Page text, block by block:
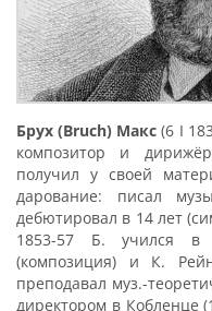
Брух (Bruch) Макс (6 I
композитор и
получил у своей
дарование: писал
дебютировал в 14 лет
1853-57 Б. учился в
(композиция) и К.
преподавал муз.-
директором в Кобленце